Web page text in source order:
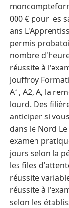
000 € pour les
ans
permis
nombre
réussite à
Jouffroy
A1, A2, A, la
lourd. Des
anticiper si
dans le Nord
examen
jours selon la
les files
réussite
réussite à
selon les